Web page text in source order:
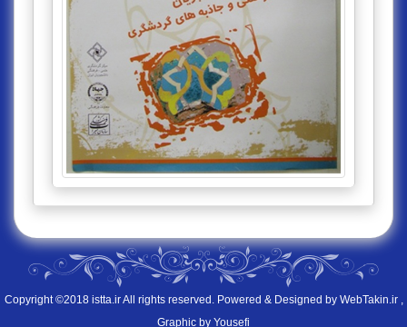
Copyright ©2018 istta.ir All rights reserved. Powered & Designed by WebTakin.ir,
Graphic by Yousefi